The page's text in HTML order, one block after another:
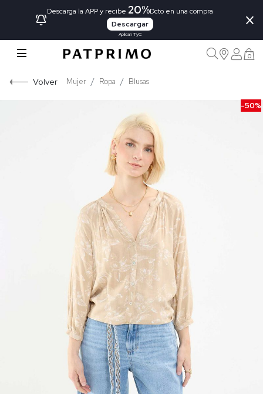
Descarga la APP y recibe 20%Dcto en una compra
Descargar
Aplican TyC
×
0
Volver Mujer Ropa Blusas
-50%